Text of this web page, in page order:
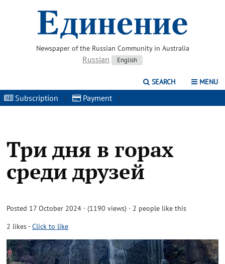
Newspaper of the Russian Community in Australia
Russian English
SEARCH MENU
Subscription | Payment |
Три дня в горах
среди друзей
Posted 17 October 2024 · (1190 views) · 2 people like this
2 likes-Click to like